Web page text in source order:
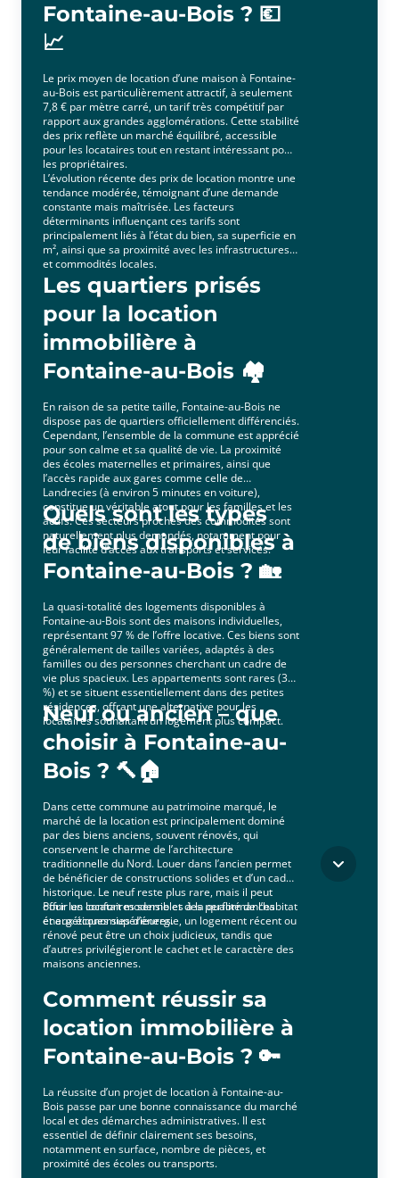
Fontaine-au-Bois ? 💶
📈
Le prix moyen de location d’une maison à Fontaine-
au-Bois est particulièrement attractif, à seulement
7,8 € par mètre carré, un tarif très compétitif par
rapport aux grandes agglomérations. Cette stabilité
des prix reflète un marché équilibré, accessible
pour les locataires tout en restant intéressant pour
les propriétaires.
L’évolution récente des prix de location montre une
tendance modérée, témoignant d’une demande
constante mais maîtrisée. Les facteurs
déterminants influençant ces tarifs sont
principalement liés à l’état du bien, sa superficie en
m², ainsi que sa proximité avec les infrastructures
et commodités locales.
Les quartiers prisés
pour la location
immobilière à
Fontaine-au-Bois 🏘️
En raison de sa petite taille, Fontaine-au-Bois ne
dispose pas de quartiers officiellement différenciés.
Cependant, l’ensemble de la commune est apprécié
pour son calme et sa qualité de vie. La proximité
des écoles maternelles et primaires, ainsi que
l’accès rapide aux gares comme celle de
Landrecies (à environ 5 minutes en voiture),
constitue un véritable atout pour les familles et les
actifs. Ces secteurs proches des commodités sont
naturellement plus demandés, notamment pour
leur facilité d’accès aux transports et services.
Quels sont les types
de biens disponibles à
Fontaine-au-Bois ? 🏡
La quasi-totalité des logements disponibles à
Fontaine-au-Bois sont des maisons individuelles,
représentant 97 % de l’offre locative. Ces biens sont
généralement de tailles variées, adaptés à des
familles ou des personnes cherchant un cadre de
vie plus spacieux. Les appartements sont rares (3
%) et se situent essentiellement dans des petites
résidences, offrant une alternative pour les
locataires souhaitant un logement plus compact.
Neuf ou ancien – que
choisir à Fontaine-au-
Bois ? 🔨🏠
Dans cette commune au patrimoine marqué, le
marché de la location est principalement dominé
par des biens anciens, souvent rénovés, qui
conservent le charme de l’architecture
traditionnelle du Nord. Louer dans l’ancien permet
de bénéficier de constructions solides et d’un cadre
historique. Le neuf reste plus rare, mais il peut
offrir un confort moderne et des performances
énergétiques supérieures.
Pour les locataires sensibles à la qualité de l’habitat
et aux économies d’énergie, un logement récent ou
rénové peut être un choix judicieux, tandis que
d’autres privilégieront le cachet et le caractère des
maisons anciennes.
Comment réussir sa
location immobilière à
Fontaine-au-Bois ? 🔑
La réussite d’un projet de location à Fontaine-au-
Bois passe par une bonne connaissance du marché
local et des démarches administratives. Il est
essentiel de définir clairement ses besoins,
notamment en surface, nombre de pièces, et
proximité des écoles ou transports.